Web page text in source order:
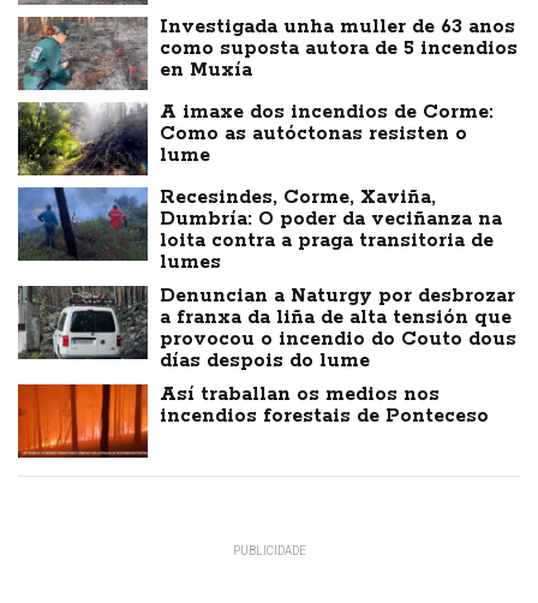
Investigada unha muller de 63 anos
como suposta autora de 5 incendios
en Muxía
A imaxe dos incendios de Corme:
Como as autóctonas resisten o
lume
Recesindes, Corme, Xaviña,
Dumbría: O poder da veciñanza na
loita contra a praga transitoria de
lumes
Denuncian a Naturgy por desbrozar
a franxa da liña de alta tensión que
provocou o incendio do Couto dous
días despois do lume
Así traballan os medios nos
incendios forestais de Ponteceso